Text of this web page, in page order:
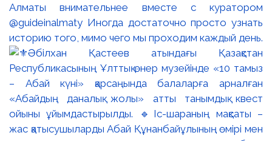
Алматы внимательнее вместе с куратором
@guideinalmaty Иногда достаточно просто узнать
историю того, мимо чего мы проходим каждый день.